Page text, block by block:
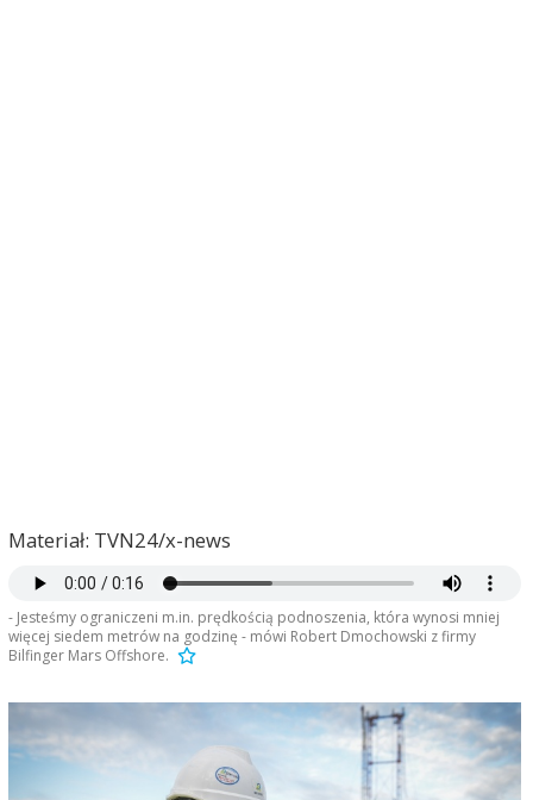
Materiał: TVN24/x-news
- Jesteśmy ograniczeni m.in. prędkością podnoszenia, która wynosi mniej
więcej siedem metrów na godzinę - mówi Robert Dmochowski z firmy
Bilfinger Mars Offshore.